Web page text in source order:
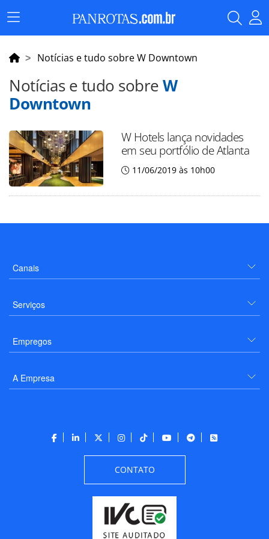
Menu
Principal
Notícias e tudo sobre W Downtown
Notícias e tudo sobreW
Downtown
W Hotels lança novidades
em seu portfólio de Atlanta
11/06/2019 às 10h00
Canais
Serviços
Empregos
A Empresa
CONTATO